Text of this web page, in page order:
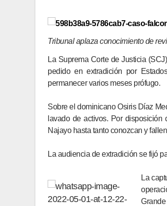
Tribunal aplaza conocimiento de
La Suprema Corte de Justicia
pedido en extradición por
permanecer varios meses prófugo.
Sobre el dominicano Osiris Díaz
lavado de activos. Por
Najayo hasta tanto conozcan y
La audiencia de extradición se fijó
La